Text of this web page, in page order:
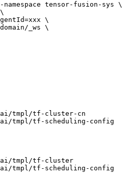
tensor-fusion-sys \
\
\
_ws \
tmpl/tf-cluster-cn
tmpl/tf-scheduling-config
tmpl/tf-cluster
tmpl/tf-scheduling-config